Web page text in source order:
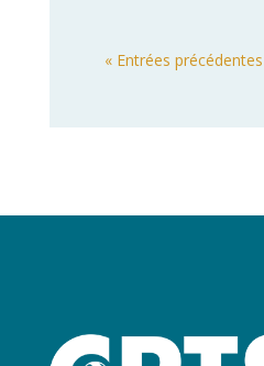
« Entrées précédentes